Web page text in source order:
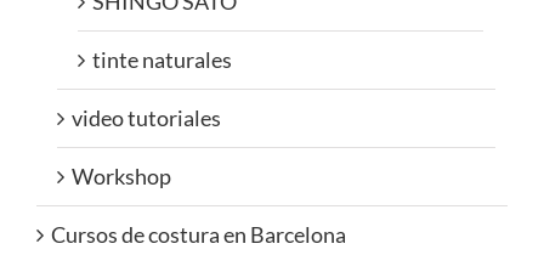
tinte naturales
video tutoriales
Workshop
Cursos de costura en Barcelona